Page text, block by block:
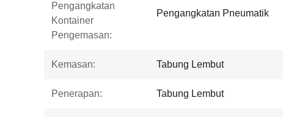
Pengangkatan
Kontainer
Pengemasan:
Pengangkatan Pneumatik
Kemasan: Tabung Lembut
Penerapan: Tabung Lembut